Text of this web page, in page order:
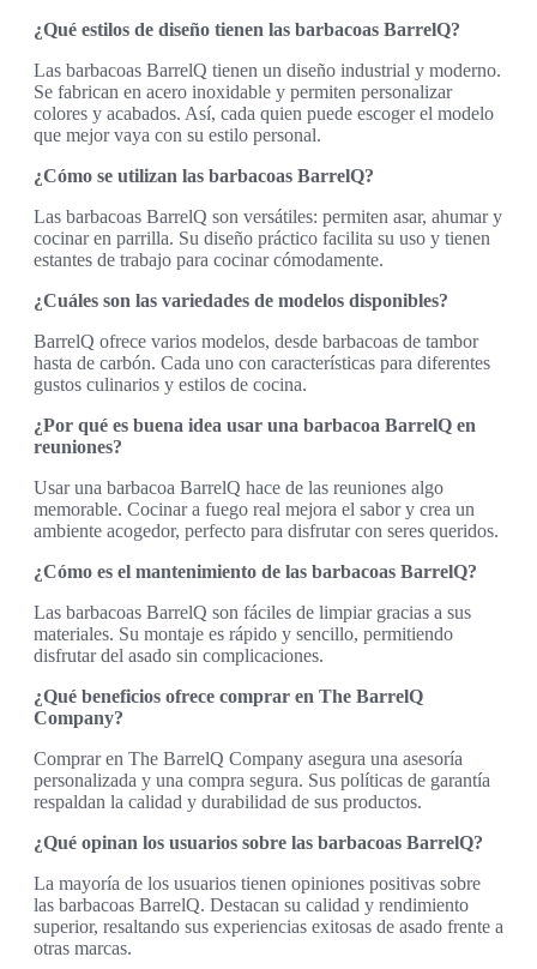
¿Qué estilos de diseño tienen las barbacoas BarrelQ?
Las barbacoas BarrelQ tienen un diseño industrial y moderno.
Se fabrican en acero inoxidable y permiten personalizar
colores y acabados. Así, cada quien puede escoger el modelo
que mejor vaya con su estilo personal.
¿Cómo se utilizan las barbacoas BarrelQ?
Las barbacoas BarrelQ son versátiles: permiten asar, ahumar y
cocinar en parrilla. Su diseño práctico facilita su uso y tienen
estantes de trabajo para cocinar cómodamente.
¿Cuáles son las variedades de modelos disponibles?
BarrelQ ofrece varios modelos, desde barbacoas de tambor
hasta de carbón. Cada uno con características para diferentes
gustos culinarios y estilos de cocina.
¿Por qué es buena idea usar una barbacoa BarrelQ en
reuniones?
Usar una barbacoa BarrelQ hace de las reuniones algo
memorable. Cocinar a fuego real mejora el sabor y crea un
ambiente acogedor, perfecto para disfrutar con seres queridos.
¿Cómo es el mantenimiento de las barbacoas BarrelQ?
Las barbacoas BarrelQ son fáciles de limpiar gracias a sus
materiales. Su montaje es rápido y sencillo, permitiendo
disfrutar del asado sin complicaciones.
¿Qué beneficios ofrece comprar en The BarrelQ
Company?
Comprar en The BarrelQ Company asegura una asesoría
personalizada y una compra segura. Sus políticas de garantía
respaldan la calidad y durabilidad de sus productos.
¿Qué opinan los usuarios sobre las barbacoas BarrelQ?
La mayoría de los usuarios tienen opiniones positivas sobre
las barbacoas BarrelQ. Destacan su calidad y rendimiento
superior, resaltando sus experiencias exitosas de asado frente a
otras marcas.